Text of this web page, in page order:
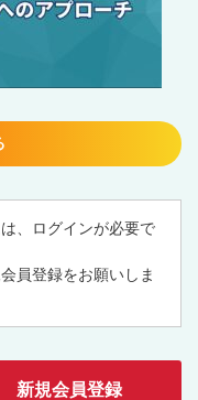
、ログインが必要で
員登録をお願いしま
新規会員登録